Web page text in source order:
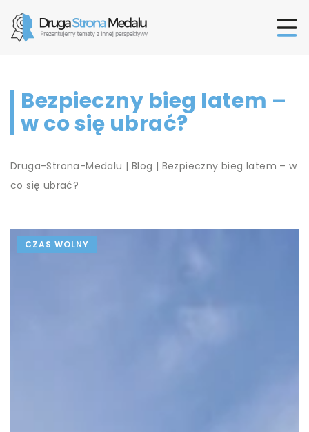
Bezpieczny bieg latem –
w co się ubrać?
Druga-Strona-Medalu | Blog | Bezpieczny bieg latem – w
co się ubrać?
CZAS WOLNY